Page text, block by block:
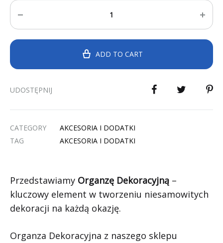
Quantity
ADD TO CART
UDOSTĘPNIJ
CATEGORY
AKCESORIA I DODATKI
TAG
AKCESORIA I DODATKI
Przedstawiamy Organzę Dekoracyjną –
kluczowy element w tworzeniu niesamowitych
dekoracji na każdą okazję.
Organza Dekoracyjna z naszego sklepu